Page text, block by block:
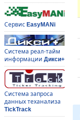
Сервис EasyMANi
Система реал-тайм
информации Дикси+
Система запроса
данных теханализа
TickTrack